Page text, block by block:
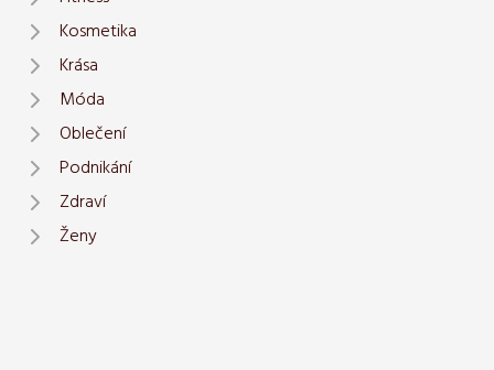
Kosmetika
Krása
Móda
Oblečení
Podnikání
Zdraví
Ženy